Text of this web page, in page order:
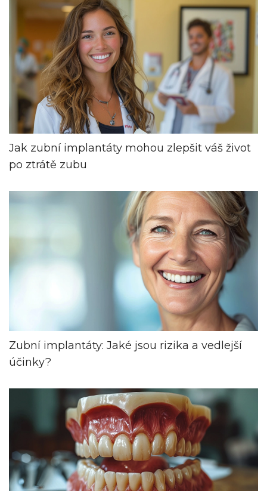
Jak zubní implantáty mohou zlepšit váš život
po ztrátě zubu
Zubní implantáty: Jaké jsou rizika a vedlejší
účinky?